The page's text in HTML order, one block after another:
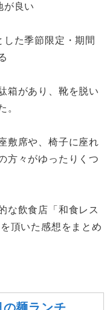
が良い
た季節限定・期間
箱があり、靴を脱い
。
敷席や、椅子に座れ
方々がゆったりくつ
な飲食店「和食レス
頂いた感想をまとめ